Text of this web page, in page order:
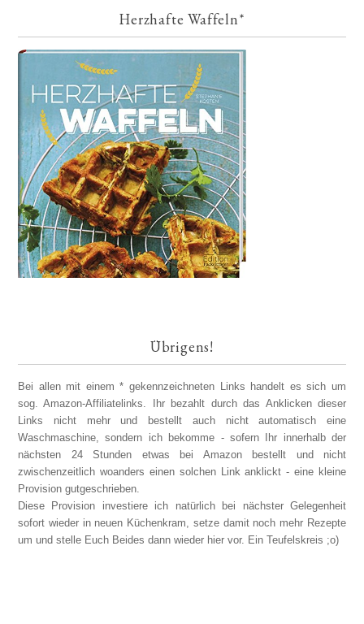
Herzhafte Waffeln*
Übrigens!
Bei allen mit einem * gekennzeichneten Links handelt es sich um
sog. Amazon-Affiliatelinks. Ihr bezahlt durch das Anklicken dieser
Links nicht mehr und bestellt auch nicht automatisch eine
Waschmaschine, sondern ich bekomme - sofern Ihr innerhalb der
nächsten 24 Stunden etwas bei Amazon bestellt und nicht
zwischenzeitlich woanders einen solchen Link anklickt - eine kleine
Provision gutgeschrieben.
Diese Provision investiere ich natürlich bei nächster Gelegenheit
sofort wieder in neuen Küchenkram, setze damit noch mehr Rezepte
um und stelle Euch Beides dann wieder hier vor. Ein Teufelskreis ;o)